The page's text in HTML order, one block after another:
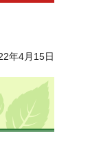
年4月15日